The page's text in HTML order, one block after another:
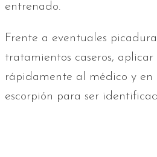
entrenado.
Frente a eventuales
tratamientos caseros,
rápidamente al médico y en
escorpión para ser